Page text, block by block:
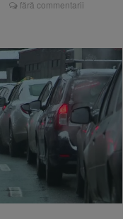
fără commentarii